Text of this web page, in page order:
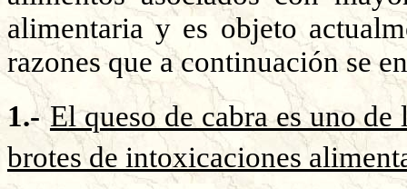
alimentaria y es objeto
razones que a continuación se
1.- El queso de cabra es uno
brotes de intoxicaciones